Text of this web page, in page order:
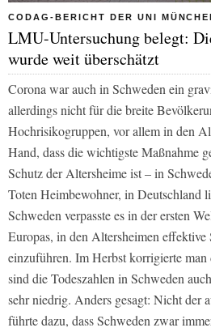
CODAG-BERICHT DER UNI
LMU-Untersuchung belegt:
wurde weit überschätzt
Corona war auch in Schweden ein
allerdings nicht für die breite
Hochrisikogruppen, vor allem in den
Hand, dass die wichtigste Maßnahme
Schutz der Altersheime ist – in
Toten Heimbewohner, in Deutschland
Schweden verpasste es in der ersten
Europas, in den Altersheimen effektive
einzuführen. Im Herbst korrigierte man
sind die Todeszahlen in Schweden
sehr niedrig. Anders gesagt: Nicht der
führte dazu, dass Schweden zwar